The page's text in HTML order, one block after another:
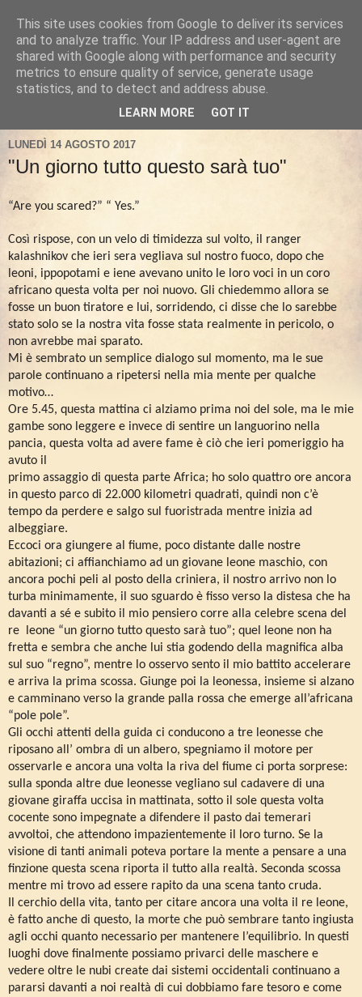
LUNEDÌ 14 AGOSTO 2017
"Un giorno tutto questo sarà tuo"
“Are you scared?” “ Yes.”
Così rispose, con un velo di timidezza sul volto, il ranger
kalashnikov che ieri sera vegliava sul nostro fuoco, dopo che
leoni, ippopotami e iene avevano unito le loro voci in un coro
africano questa volta per noi nuovo. Gli chiedemmo allora se
fosse un buon tiratore e lui, sorridendo, ci disse che lo sarebbe
stato solo se la nostra vita fosse stata realmente in pericolo, o
non avrebbe mai sparato.
Mi è sembrato un semplice dialogo sul momento, ma le sue
parole continuano a ripetersi nella mia mente per qualche
motivo…
Ore 5.45, questa mattina ci alziamo prima noi del sole, ma le mie
gambe sono leggere e invece di sentire un languorino nella
pancia, questa volta ad avere fame è ciò che ieri pomeriggio ha
avuto il
primo assaggio di questa parte Africa; ho solo quattro ore ancora
in questo parco di 22.000 kilometri quadrati, quindi non c’è
tempo da perdere e salgo sul fuoristrada mentre inizia ad
albeggiare.
Eccoci ora giungere al fiume, poco distante dalle nostre
abitazioni; ci affianchiamo ad un giovane leone maschio, con
ancora pochi peli al posto della criniera, il nostro arrivo non lo
turba minimamente, il suo sguardo è fisso verso la distesa che ha
davanti a sé e subito il mio pensiero corre alla celebre scena del
re
leone “un giorno tutto questo sarà tuo”; quel leone non ha
fretta e sembra che anche lui stia godendo della magnifica alba
sul suo “regno”, mentre lo osservo sento il mio battito accelerare
e arriva la prima scossa. Giunge poi la leonessa, insieme si alzano
e camminano verso la grande palla rossa che emerge all’africana
“pole pole”.
Gli occhi attenti della guida ci conducono a tre leonesse che
riposano all’ ombra di un albero, spegniamo il motore per
osservarle e ancora una volta la riva del fiume ci porta sorprese:
sulla sponda altre due leonesse vegliano sul cadavere di una
giovane giraffa uccisa in mattinata, sotto il sole questa volta
cocente sono impegnate a difendere il pasto dai temerari
avvoltoi, che attendono impazientemente il loro turno. Se la
visione di tanti animali poteva portare la mente a pensare a una
finzione questa scena riporta il tutto alla realtà. Seconda scossa
mentre mi trovo ad essere rapito da una scena tanto cruda.
Il cerchio della vita, tanto per citare ancora una volta il re leone,
è fatto anche di questo, la morte che può sembrare tanto ingiusta
agli occhi quanto necessario per mantenere l’equilibrio. In questi
luoghi dove finalmente possiamo privarci delle maschere e
vedere oltre le nubi create dai sistemi occidentali continuano a
pararsi davanti a noi realtà di cui dobbiamo fare tesoro e come
This site uses cookies from Google to deliver its services
and to analyze traffic. Your IP address and user-agent are
shared with Google along with performance and security
metrics to ensure quality of service, generate usage
statistics, and to detect and address abuse.
LEARN MORE GOT IT